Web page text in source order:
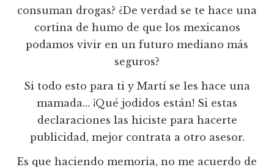
consuman drogas? ¿De verdad se te hace una
cortina de humo de que los mexicanos
podamos vivir en un futuro mediano más
seguros?
Si todo esto para ti y Martí se les hace una
mamada… ¡Qué jodidos están! Si estas
declaraciones las hiciste para hacerte
publicidad, mejor contrata a otro asesor.
Es que haciendo memoria, no me acuerdo de